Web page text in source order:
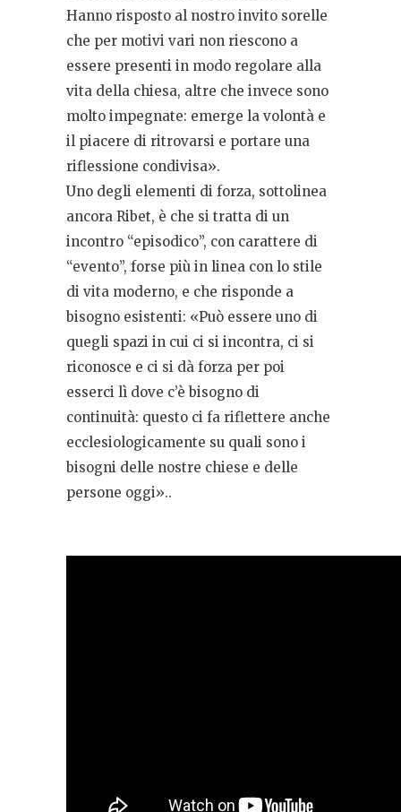
Hanno risposto al nostro invito sorelle
che per motivi vari non riescono a
essere presenti in modo regolare alla
vita della chiesa, altre che invece sono
molto impegnate: emerge la volontà e
il piacere di ritrovarsi e portare una
riflessione condivisa».
Uno degli elementi di forza, sottolinea
ancora Ribet, è che si tratta di un
incontro “episodico”, con carattere di
“evento”, forse più in linea con lo stile
di vita moderno, e che risponde a
bisogno esistenti: «Può essere uno di
quegli spazi in cui ci si incontra, ci si
riconosce e ci si dà forza per poi
esserci lì dove c’è bisogno di
continuità: questo ci fa riflettere anche
ecclesiologicamente su quali sono i
bisogni delle nostre chiese e delle
persone oggi»..